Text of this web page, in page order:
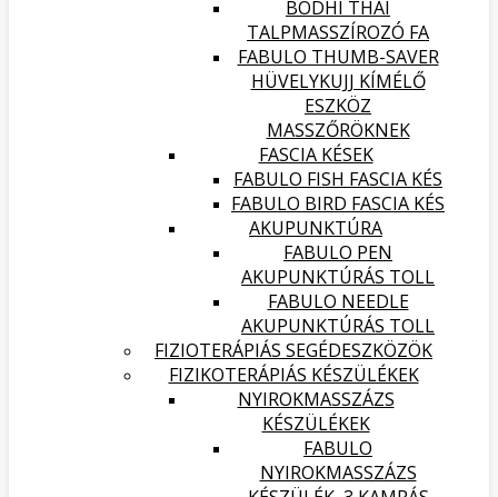
BODHI THAI
TALPMASSZÍROZÓ FA
FABULO THUMB-SAVER
HÜVELYKUJJ KÍMÉLŐ
ESZKÖZ
MASSZŐRÖKNEK
FASCIA KÉSEK
FABULO FISH FASCIA KÉS
FABULO BIRD FASCIA KÉS
AKUPUNKTÚRA
FABULO PEN
AKUPUNKTÚRÁS TOLL
FABULO NEEDLE
AKUPUNKTÚRÁS TOLL
FIZIOTERÁPIÁS SEGÉDESZKÖZÖK
FIZIKOTERÁPIÁS KÉSZÜLÉKEK
NYIROKMASSZÁZS
KÉSZÜLÉKEK
FABULO
NYIROKMASSZÁZS